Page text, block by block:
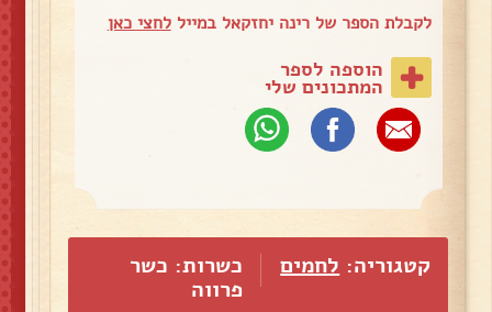
לקבלת הספר של רינה יחזקאל במייללחצי כאן
הוספה לספר
המתכונים שלי
קטגוריה: לחמים
כשרות: כשר
פרווה